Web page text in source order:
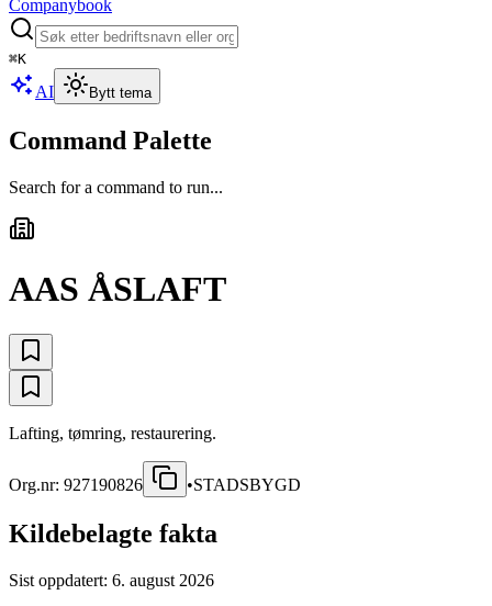
Companybook
⌘K
AI Bytt tema
Command Palette
Search for a command to run...
AAS ÅSLAFT
Lafting, tømring, restaurering.
Org.nr: 927190826 •STADSBYGD
Kildebelagte fakta
Sist oppdatert: 6. august 2026